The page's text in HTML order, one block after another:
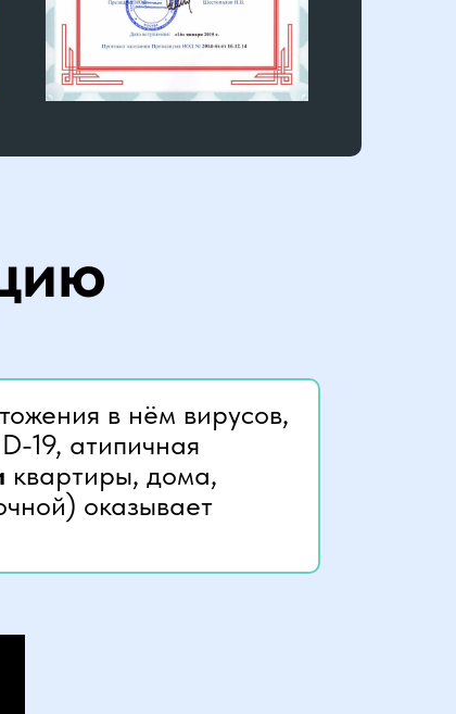
в нём вирусов,
19, атипичная
квартиры, дома,
оказывает